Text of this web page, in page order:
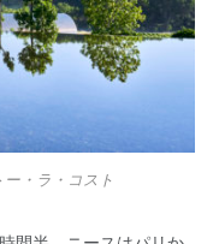
・ラ・コスト